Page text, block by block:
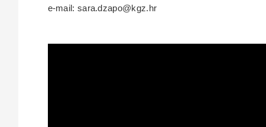
e-mail: sara.dzapo@kgz.hr